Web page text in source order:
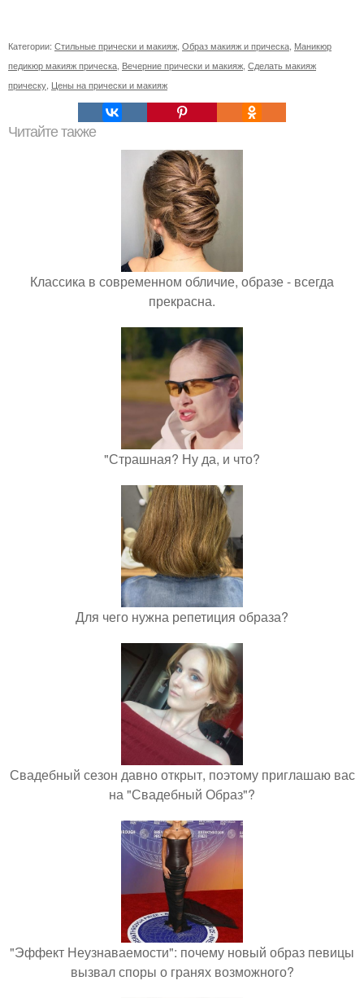
Категории: Стильные прически и макияж Образ макияж и прическа Маникюр
педикюр макияж прическа Вечерние прически и макияж Сделать макияж
прическу Цены на прически и макияж
Читайте также
Классика в современном обличие, образе - всегда
прекрасна.
"Страшная? Ну да, и что?
Для чего нужна репетиция образа?
Свадебный сезон давно открыт, поэтому приглашаю вас
на "Свадебный Образ"?
"Эффект Неузнаваемости": почему новый образ певицы
вызвал споры о гранях возможного?